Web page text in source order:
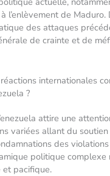
l’enlèvement de Maduro.
des attaques
de crainte et de
internationales
?
attire une
variées allant du
des
politique
et pacifique.